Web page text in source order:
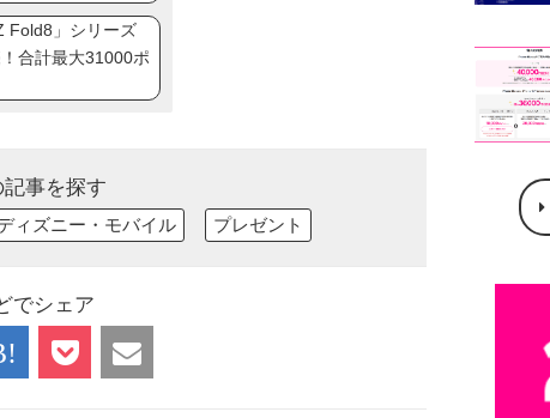
Fold8」シリーズ
合計最大31000ポ
事を探す
ィズニー・モバイル プレゼント
でシェア